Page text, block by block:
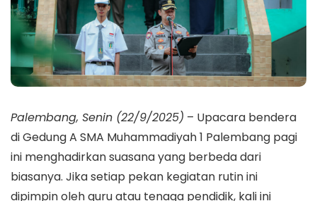
Palembang, Senin (22/9/2025) – Upacara bendera
di Gedung A SMA Muhammadiyah 1 Palembang pagi
ini menghadirkan suasana yang berbeda dari
biasanya. Jika setiap pekan kegiatan rutin ini
dipimpin oleh guru atau tenaga pendidik, kali ini